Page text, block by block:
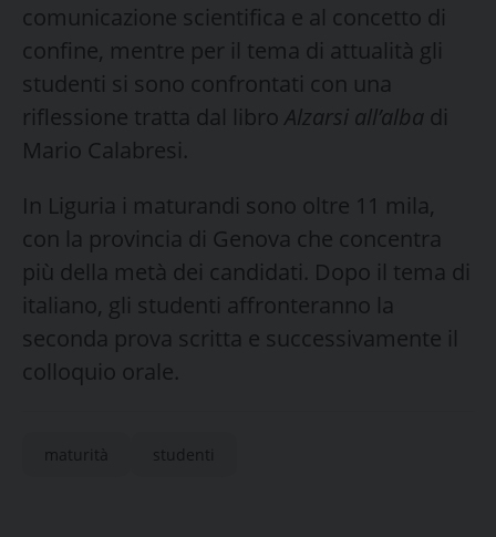
comunicazione scientifica e al concetto di
confine, mentre per il tema di attualità gli
studenti si sono confrontati con una
riflessione tratta dal libro Alzarsi all’alba di
Mario Calabresi.
In Liguria i maturandi sono oltre 11 mila,
con la provincia di Genova che concentra
più della metà dei candidati. Dopo il tema di
italiano, gli studenti affronteranno la
seconda prova scritta e successivamente il
colloquio orale.
maturità studenti